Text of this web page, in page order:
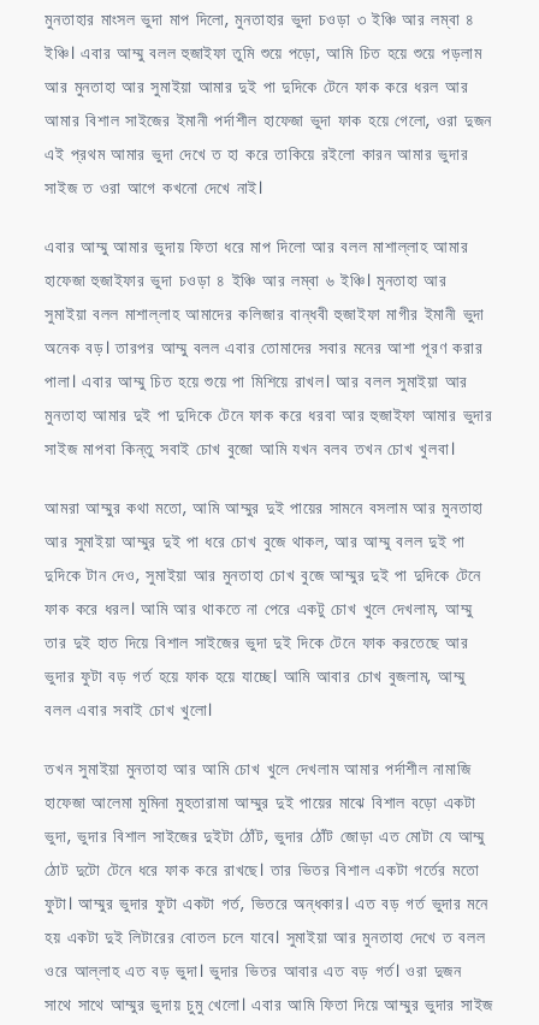
মুনতাহার মাংসল ভুদা মাপ দিলো, মুনতাহার ভুদা চওড়া ৩ ইঞ্চি আর লম্বা ৪
ইঞ্চি। এবার আম্মু বলল হুজাইফা তুমি শুয়ে পড়ো, আমি চিত হয়ে শুয়ে পড়লাম
আর মুনতাহা আর সুমাইয়া আমার দুই পা দুদিকে টেনে ফাক করে ধরল আর
আমার বিশাল সাইজের ইমানী পর্দাশীল হাফেজা ভুদা ফাক হয়ে গেলো, ওরা দুজন
এই প্রথম আমার ভুদা দেখে ত হা করে তাকিয়ে রইলো কারন আমার ভুদার
সাইজ ত ওরা আগে কখনো দেখে নাই।
এবার আম্মু আমার ভুদায় ফিতা ধরে মাপ দিলো আর বলল মাশাল্লাহ আমার
হাফেজা হুজাইফার ভুদা চওড়া ৪ ইঞ্চি আর লম্বা ৬ ইঞ্চি। মুনতাহা আর
সুমাইয়া বলল মাশাল্লাহ আমাদের কলিজার বান্ধবী হুজাইফা মাগীর ইমানী ভুদা
অনেক বড়। তারপর আম্মু বলল এবার তোমাদের সবার মনের আশা পূরণ করার
পালা। এবার আম্মু চিত হয়ে শুয়ে পা মিশিয়ে রাখল। আর বলল সুমাইয়া আর
মুনতাহা আমার দুই পা দুদিকে টেনে ফাক করে ধরবা আর হুজাইফা আমার ভুদার
সাইজ মাপবা কিন্তু সবাই চোখ বুজো আমি যখন বলব তখন চোখ খুলবা।
আমরা আম্মুর কথা মতো, আমি আম্মুর দুই পায়ের সামনে বসলাম আর মুনতাহা
আর সুমাইয়া আম্মুর দুই পা ধরে চোখ বুজে থাকল, আর আম্মু বলল দুই পা
দুদিকে টান দেও, সুমাইয়া আর মুনতাহা চোখ বুজে আম্মুর দুই পা দুদিকে টেনে
ফাক করে ধরল। আমি আর থাকতে না পেরে একটু চোখ খুলে দেখলাম, আম্মু
তার দুই হাত দিয়ে বিশাল সাইজের ভুদা দুই দিকে টেনে ফাক করতেছে আর
ভুদার ফুটা বড় গর্ত হয়ে ফাক হয়ে যাচ্ছে। আমি আবার চোখ বুজলাম, আম্মু
বলল এবার সবাই চোখ খুলো।
তখন সুমাইয়া মুনতাহা আর আমি চোখ খুলে দেখলাম আমার পর্দাশীল নামাজি
হাফেজা আলেমা মুমিনা মুহতারামা আম্মুর দুই পায়ের মাঝে বিশাল বড়ো একটা
ভুদা, ভুদার বিশাল সাইজের দুইটা ঠোঁট, ভুদার ঠোঁট জোড়া এত মোটা যে আম্মু
ঠোট দুটো টেনে ধরে ফাক করে রাখছে। তার ভিতর বিশাল একটা গর্তের মতো
ফুটা। আম্মুর ভুদার ফুটা একটা গর্ত, ভিতরে অন্ধকার। এত বড় গর্ত ভুদার মনে
হয় একটা দুই লিটারের বোতল চলে যাবে। সুমাইয়া আর মুনতাহা দেখে ত বলল
ওরে আল্লাহ এত বড় ভুদা। ভুদার ভিতর আবার এত বড় গর্ত। ওরা দুজন
সাথে সাথে আম্মুর ভুদায় চুমু খেলো। এবার আমি ফিতা দিয়ে আম্মুর ভুদার সাইজ